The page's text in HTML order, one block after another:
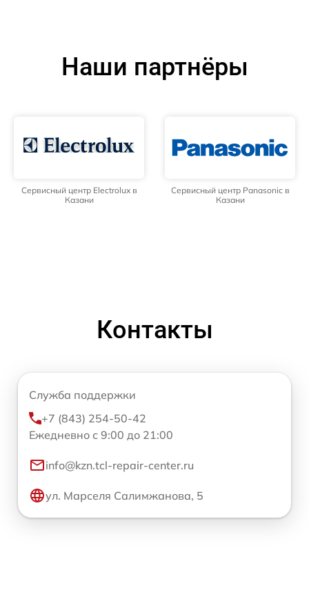
Наши партнёры
Сервисный центр Electrolux в
Казани
Сервисный центр Panasonic в
Казани
Контакты
Служба поддержки
+7 (843) 254-50-42
Ежедневно с 9:00 до 21:00
info@kzn.tcl-repair-center.ru
ул. Марселя Салимжанова, 5